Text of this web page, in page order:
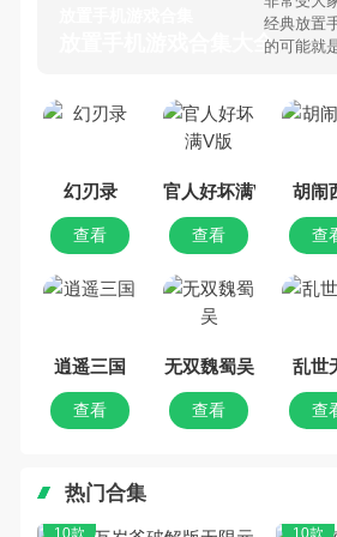
放置手机游戏合集大全 >
经典放置
的可能就
置手机游
集，欢迎
幻刃录
查看
官人好坏满V版
查看
胡闹
查
逍遥三国
查看
无双魏蜀吴
查看
乱世
查
热门合集